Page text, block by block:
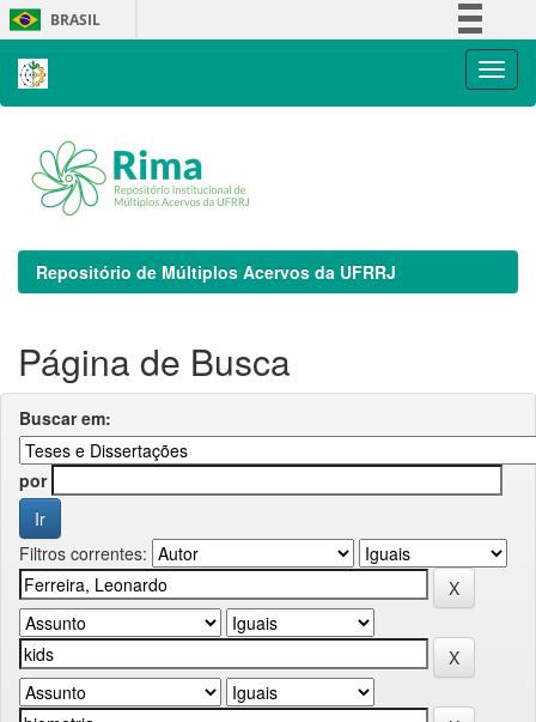
Skip
navigation
BRASIL
Repositório de Múltiplos Acervos da UFRRJ
Página de Busca
Buscar em:
por
Filtros correntes: